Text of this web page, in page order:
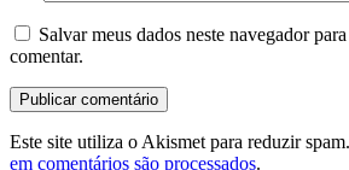
Salvar meus dados neste navegador
comentar.
Este site utiliza o Akismet para reduzir spam.
em comentários são processados.